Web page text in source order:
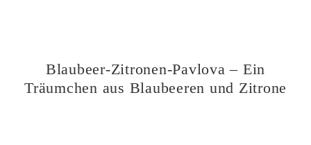
Blaubeer-Zitronen-Pavlova – Ein
Träumchen aus Blaubeeren und Zitrone